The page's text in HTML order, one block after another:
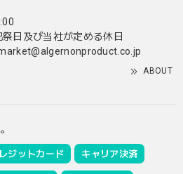
祭日及び当社が定める休日
ABOUT
ジットカード キャリア決済